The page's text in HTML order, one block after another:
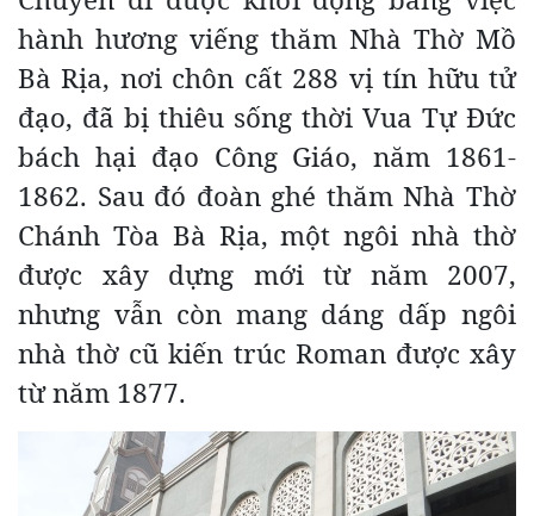
hành hương viếng thăm Nhà Thờ Mồ
Bà Rịa, nơi chôn cất 288 vị tín hữu tử
đạo, đã bị thiêu sống thời Vua Tự Đức
bách hại đạo Công Giáo, năm 1861-
1862. Sau đó đoàn ghé thăm Nhà Thờ
Chánh Tòa Bà Rịa, một ngôi nhà thờ
được xây dựng mới từ năm 2007,
nhưng vẫn còn mang dáng dấp ngôi
nhà thờ cũ kiến trúc Roman được xây
từ năm 1877.